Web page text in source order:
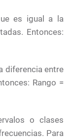
es igual a la
Entonces:
diferencia entre
Rango =
o clases
Para